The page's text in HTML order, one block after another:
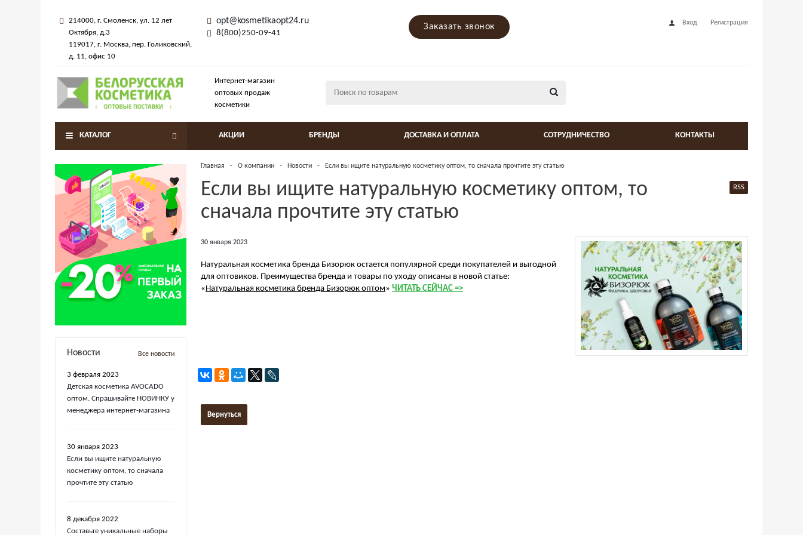
214000, г. Смоленск, ул. 12 лет
Октября, д.3
119017, г. Москва, пер. Голиковский,
д. 11, офис 10
opt@kosmetikaopt24.ru
8(800)250-09-41
Заказать звонок Вход Регистрация
Интернет-магазин
оптовых продаж
косметики
КАТАЛОГ АКЦИИ БРЕНДЫ ДОСТАВКА И ОПЛАТА СОТРУДНИЧЕСТВО КОНТАКТЫ
Новости Все новости
3 февраля 2023
Детская косметика AVOCADO
оптом. Спрашивайте НОВИНКУ у
менеджера интернет-магазина
30 января 2023
Если вы ищите натуральную
косметику оптом, то сначала
прочтите эту статью
8 декабря 2022
Составьте уникальные наборы
Главная - О компании - Новости - Если вы ищите натуральную косметику оптом, то сначала прочтите эту статью
Если вы ищите натуральную косметику оптом, то
сначала прочтите эту статью
RSS
30 января 2023
Натуральная косметика бренда Бизорюк остается популярной среди покупателей и выгодной
для оптовиков. Преимущества бренда и товары по уходу описаны в новой статье:
«Натуральная косметика бренда Бизорюк оптом» ЧИТАТЬ СЕЙЧАС =>
Вернуться